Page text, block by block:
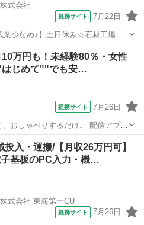
式会社
提携サイト 7月22日
業少なめ♪】土日休み☆石材工場で
詳細情報 ＼石材工場
材の加工・販売・施工を行ってい
その他
万円も！未経験80％・女性
じめて""でも安…
提携サイト 7月26日
おしゃべりするだけ。 配信アプリ
でライブ配信するお仕事です。
んぶ自由
ッフ
投入・運搬/【月収26万円可】
基板のPC入力・機…
式会社 東海第一CU
提携サイト 7月26日